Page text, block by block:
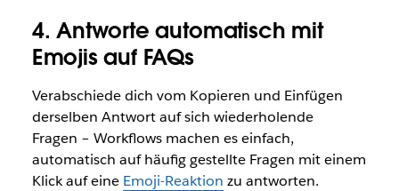
4. Antworte automatisch mit
Emojis auf FAQs
Verabschiede dich vom Kopieren und Einfügen
derselben Antwort auf sich wiederholende
Fragen – Workflows machen es einfach,
automatisch auf häufig gestellte Fragen mit einem
Klick auf eine Emoji-Reaktion zu antworten.